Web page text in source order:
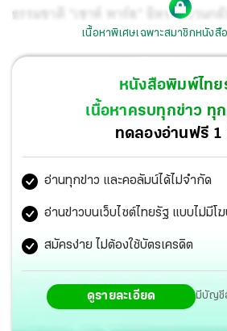
ธรรมชาติ “เซาท์ พาร์ส” อิหร่านสวนกลั
เกินกว่าขีดความสามารถ เตือนคู่อริ แ
พันธมิตร พร้อมเปิดไฟเขียวเรือญี่ปุ่นผ่
เกาหลี ขอเจรจาเอี่ยวเดินเรือ สื่ออินเดี
เดือดถูกทำลายหวั่นการสื่อสารถูกตัดข
พิจารณาลดระดับสงคราม เชื่อใกล้บร
เนื้อหาพิเศษเฉพาะสมาชิกหนังสื
หนังสือพิมพ์ไทย
เนื้อหาครบทุกข่าว ทุ
ทดลองอ่านฟรี 1
อ่านทุกข่าว และคอลัมน์ได้ไม่จำกัด
อ่านข่าวบนเว็บไซต์ไทยรัฐ แบบไม่มี
สมัครง่าย ไม่ต้องใช้บัตรเครดิต
ดูรายละเอียด มีบัญชี